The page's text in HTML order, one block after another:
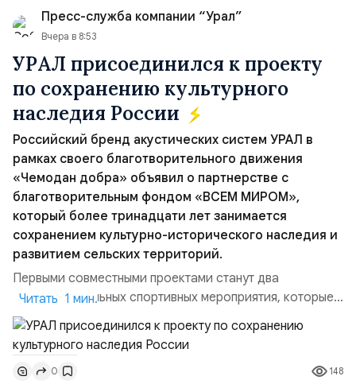
Пресс-служба компании “Урал”
Вчера в 8:53
УРАЛ присоединился к проекту
по сохранению культурного
наследия России
Российский бренд акустических систем УРАЛ в
рамках своего благотворительного движения
«Чемодан добра» объявил о партнерстве с
благотворительным фондом «ВСЕМ МИРОМ»,
который более тринадцати лет занимается
сохранением культурно-исторического наследия и
развитием сельских территорий.
Первыми совместными проектами станут два
благотворительных спортивных мероприятия, которые
пройдут в августе в Ивановской области и объединят
жителей региона, волонтеров и участников со всей
страны. Для УРАЛ это продолжение философии
бренда, основанной на развитии российского
Читать 1 мин.
0 148